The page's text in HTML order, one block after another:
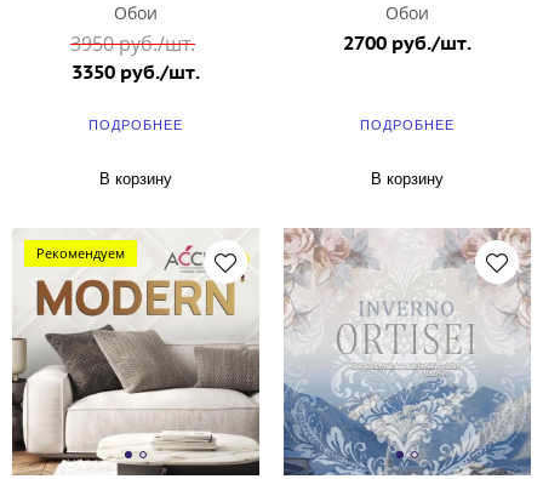
Обои
3950 руб./шт.
3350 руб./шт.
ПОДРОБНЕЕ
В корзину
Обои
2700 руб./шт.
ПОДРОБНЕЕ
В корзину
Рекомендуем